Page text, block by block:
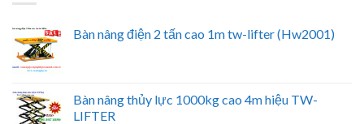
Bàn nâng điện 2 tấn cao 1m tw-lifter (Hw2001)
Bàn nâng thủy lực 1000kg cao 4m hiệu TW-
LIFTER